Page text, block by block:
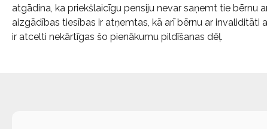
atgādina, ka priekšlaicīgu pensiju nevar saņemt tie bērnu
aizgādības tiesības ir atņemtas, kā arī bērnu ar invaliditāti
ir atcelti nekārtīgas šo pienākumu pildīšanas dēļ.